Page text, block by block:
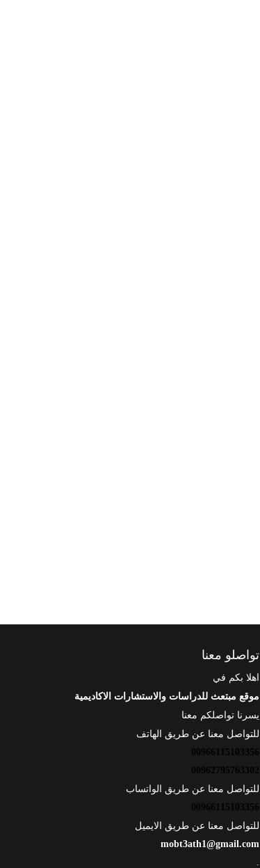
تواصلو معنا
اهلا بكم في
موقع مبتعث للدراسات والاستشارات الاكاديمية
يسرنا تواصلكم معنا
للتواصل معنا عن طريق الهاتف
00966115103356
00962795763302
للتواصل معنا عن طريق الواتساب
00966115103356
للتواصل معنا عن طريق الايميل
mobt3ath1@gmail.com